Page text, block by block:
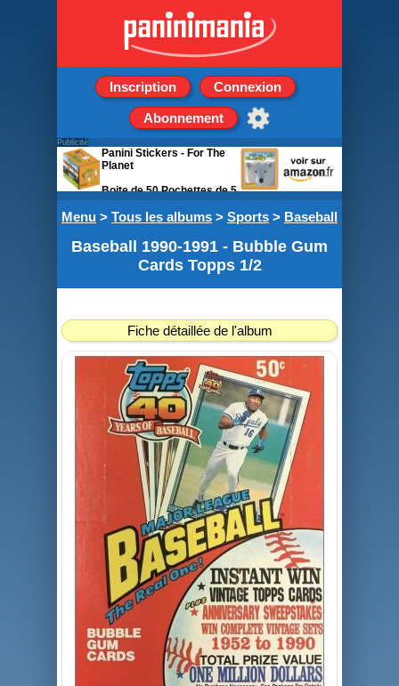
Inscription Connexion
Abonnement
Menu > Tous les albums > Sports > Baseball
Baseball 1990-1991 - Bubble Gum
Cards Topps 1/2
Fiche détaillée de l'album
Publicité
Panini Stickers - For The
Planet
Boite de 50 Pochettes de 5
stickers